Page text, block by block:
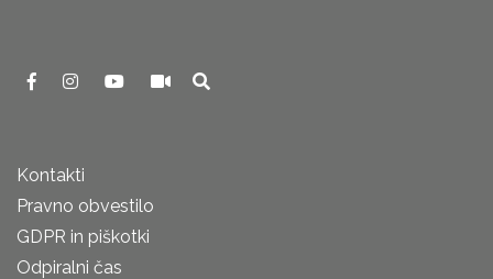
Kontakti
Pravno obvestilo
GDPR in piškotki
Odpiralni čas